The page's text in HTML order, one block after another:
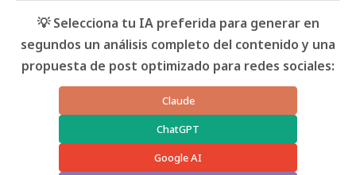
💡 Selecciona tu IA preferida para generar en
segundos un análisis completo del contenido y una
propuesta de post optimizado para redes sociales:
Claude
ChatGPT
Google AI